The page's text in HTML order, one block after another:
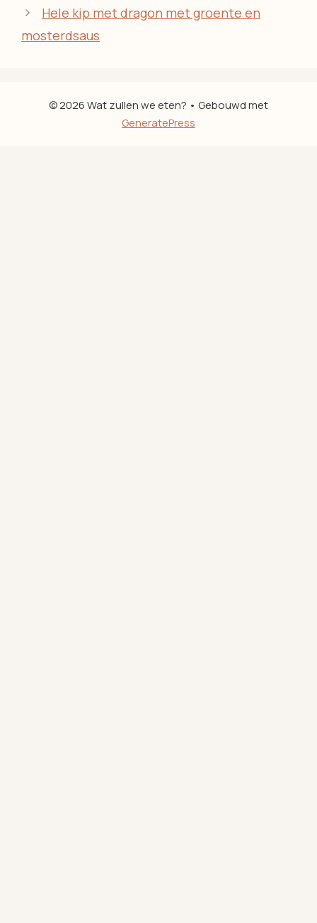
Hele kip met dragon met groente en
mosterdsaus
© 2026 Wat zullen we eten? • Gebouwd met
GeneratePress